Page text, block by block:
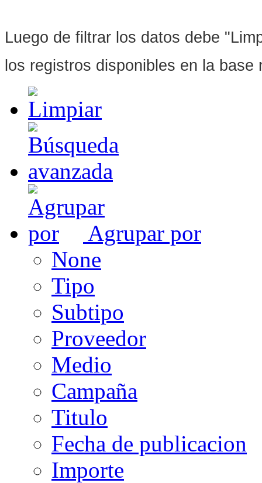
Luego de filtrar los datos debe
los registros disponibles en la base
Agrupar por
None
Tipo
Subtipo
Proveedor
Medio
Campaña
Titulo
Fecha de publicacion
Importe